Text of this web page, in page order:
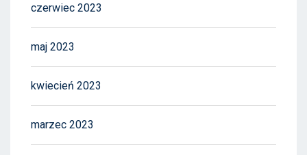
czerwiec 2023
maj 2023
kwiecień 2023
marzec 2023